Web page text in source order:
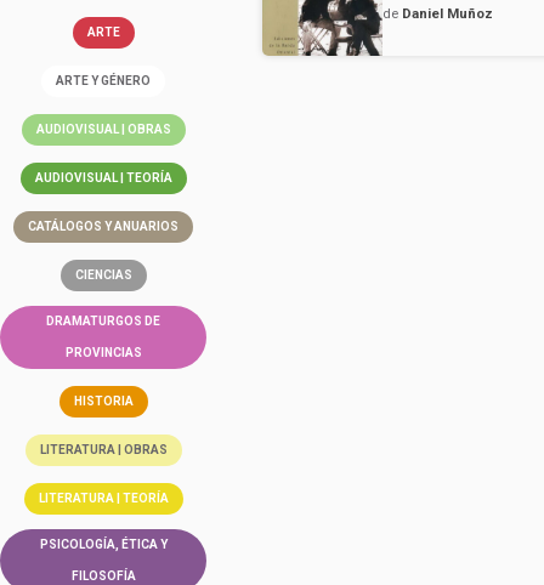
ARTE
ARTE Y GÉNERO
AUDIOVISUAL | OBRAS
AUDIOVISUAL | TEORÍA
CATÁLOGOS Y ANUARIOS
CIENCIAS
DRAMATURGOS DE
PROVINCIAS
HISTORIA
LITERATURA | OBRAS
LITERATURA | TEORÍA
PSICOLOGÍA, ÉTICA Y
FILOSOFÍA
de Daniel Muñoz